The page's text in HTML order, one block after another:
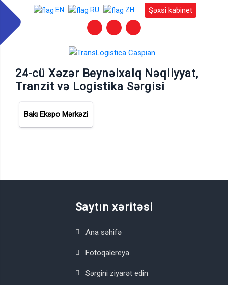
EN RU ZH Şəxsi kabinet
24-cü Xəzər Beynəlxalq Nəqliyyat,
Tranzit və Logistika Sərgisi
Bakı Ekspo Mərkəzi
Saytın xəritəsi
Ana səhifə
Fotoqalereya
Sərgini ziyarət edin